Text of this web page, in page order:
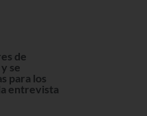
de
se
para los
entrevista